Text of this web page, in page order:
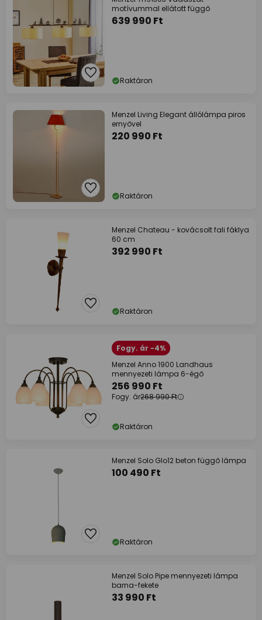
motívummal ellátott függő
639 990 Ft
Raktáron
Menzel Living Elegant állólámpa piros
ernyővel
220 990 Ft
Raktáron
Menzel Chateau - kovácsolt fali fáklya
60 cm
392 990 Ft
Raktáron
Fogy. ár -4%
Menzel Anno 1900 Landhaus
mennyezeti lámpa 6-égő
256 990 Ft
Fogy. ár268 990 Ft
Raktáron
Menzel Solo Glo12 beton függő lámpa
100 490 Ft
Raktáron
Menzel Solo Pipe mennyezeti lámpa
barna-fekete
33 990 Ft